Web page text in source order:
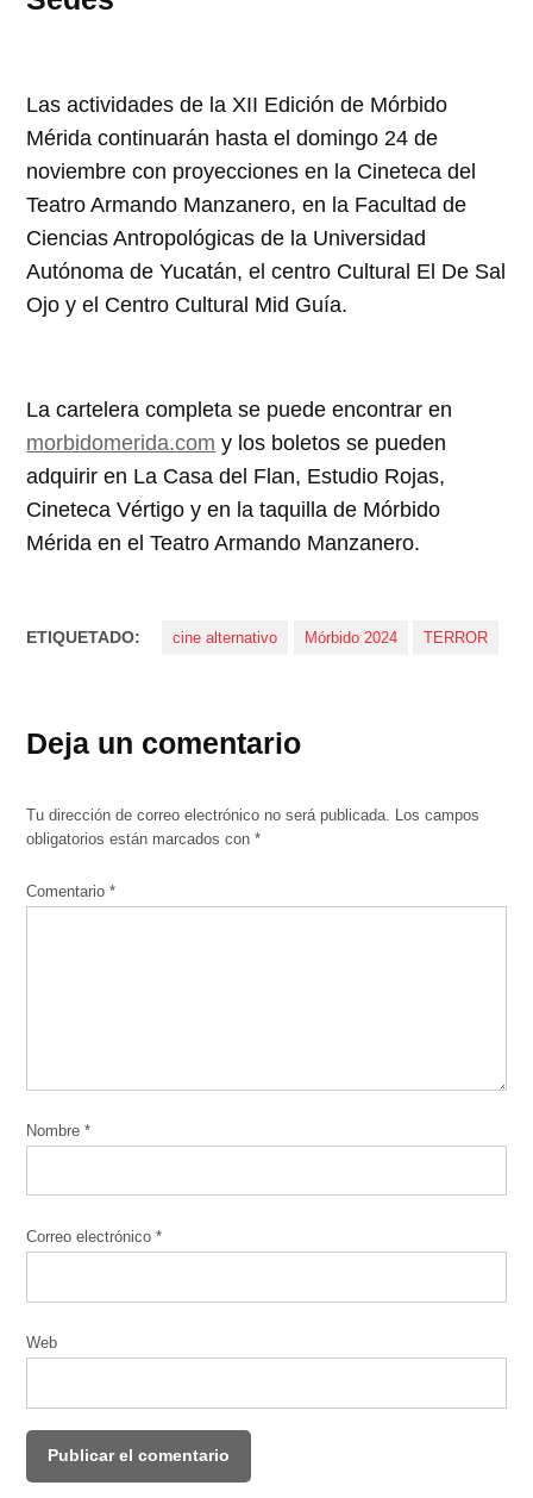
Las actividades de la XII Edición de Mórbido
Mérida continuarán hasta el domingo 24 de
noviembre con proyecciones en la Cineteca del
Teatro Armando Manzanero, en la Facultad de
Ciencias Antropológicas de la Universidad
Autónoma de Yucatán, el centro Cultural El De Sal
Ojo y el Centro Cultural Mid Guía.
La cartelera completa se puede encontrar en
morbidomerida.com y los boletos se pueden
adquirir en La Casa del Flan, Estudio Rojas,
Cineteca Vértigo y en la taquilla de Mórbido
Mérida en el Teatro Armando Manzanero.
ETIQUETADO: cine alternativo Mórbido 2024 TERROR
Deja un comentario
Tu dirección de correo electrónico no será publicada. Los campos
obligatorios están marcados con*
Comentario*
Nombre*
Correo electrónico*
Web